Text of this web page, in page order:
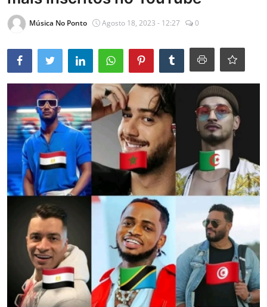
Entrevistas
Música No Ponto Agosto 18, 2023 - 12:27 0